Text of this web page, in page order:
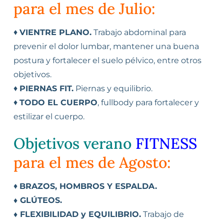
para el mes de Julio:
♦VIENTRE PLANO. Trabajo abdominal para
prevenir el dolor lumbar, mantener una buena
postura y fortalecer el suelo pélvico, entre otros
objetivos.
♦ PIERNAS FIT. Piernas y equilibrio.
♦TODO EL CUERPO, fullbody para fortalecer y
estilizar el cuerpo.
Objetivosverano FITNESS
para el mes de Agosto:
♦ BRAZOS, HOMBROS Y ESPALDA.
♦ GLÚTEOS.
♦ FLEXIBILIDAD y EQUILIBRIO. Trabajo de